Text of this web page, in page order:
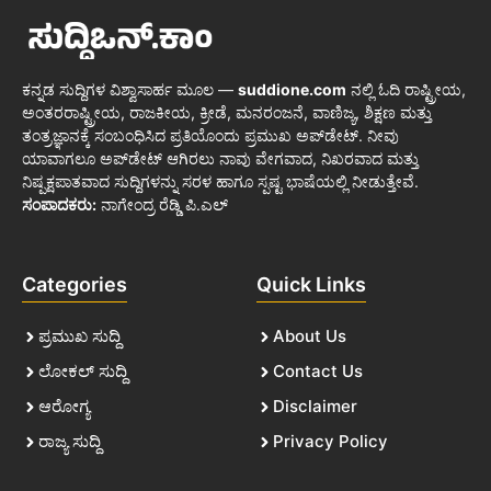
ಕನ್ನಡ ಸುದ್ದಿಗಳ ವಿಶ್ವಾಸಾರ್ಹ ಮೂಲ — suddione.com ನಲ್ಲಿ ಓದಿ ರಾಷ್ಟ್ರೀಯ,
ಅಂತರರಾಷ್ಟ್ರೀಯ, ರಾಜಕೀಯ, ಕ್ರೀಡೆ, ಮನರಂಜನೆ, ವಾಣಿಜ್ಯ, ಶಿಕ್ಷಣ ಮತ್ತು
ತಂತ್ರಜ್ಞಾನಕ್ಕೆ ಸಂಬಂಧಿಸಿದ ಪ್ರತಿಯೊಂದು ಪ್ರಮುಖ ಅಪ್‌ಡೇಟ್. ನೀವು
ಯಾವಾಗಲೂ ಅಪ್‌ಡೇಟ್ ಆಗಿರಲು ನಾವು ವೇಗವಾದ, ನಿಖರವಾದ ಮತ್ತು
ನಿಷ್ಪಕ್ಷಪಾತವಾದ ಸುದ್ದಿಗಳನ್ನು ಸರಳ ಹಾಗೂ ಸ್ಪಷ್ಟ ಭಾಷೆಯಲ್ಲಿ ನೀಡುತ್ತೇವೆ.
ಸಂಪಾದಕರು: ನಾಗೇಂದ್ರ ರೆಡ್ಡಿ ಪಿ.ಎಲ್
Categories
ಪ್ರಮುಖ ಸುದ್ದಿ
ಲೋಕಲ್ ಸುದ್ದಿ
ಆರೋಗ್ಯ
ರಾಜ್ಯ ಸುದ್ದಿ
Quick Links
About Us
Contact Us
Disclaimer
Privacy Policy